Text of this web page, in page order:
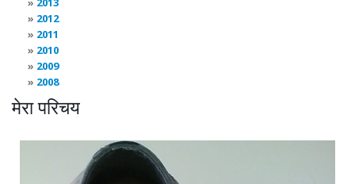
2012
2011
2010
2009
2008
मेरा परिचय